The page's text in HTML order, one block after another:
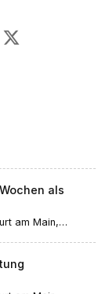
als
am Main,
Bochum,
Münster,
Halle